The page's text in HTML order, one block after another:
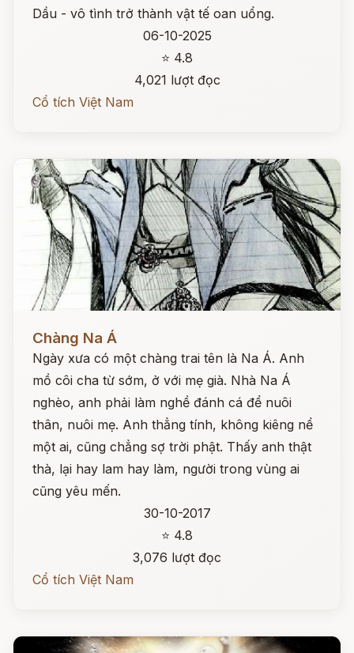
Dầu - vô tình trở thành vật tế oan uổng.
06-10-2025
⭐ 4.8
4,021 lượt đọc
Cổ tích Việt Nam
Chàng Na Á
Ngày xưa có một chàng trai tên là Na Á. Anh
mồ côi cha từ sớm, ở với mẹ già. Nhà Na Á
nghèo, anh phải làm nghề đánh cá để nuôi
thân, nuôi mẹ. Anh thẳng tính, không kiêng nể
một ai, cũng chẳng sợ trời phật. Thấy anh thật
thà, lại hay lam hay làm, người trong vùng ai
cũng yêu mến.
30-10-2017
⭐ 4.8
3,076 lượt đọc
Cổ tích Việt Nam